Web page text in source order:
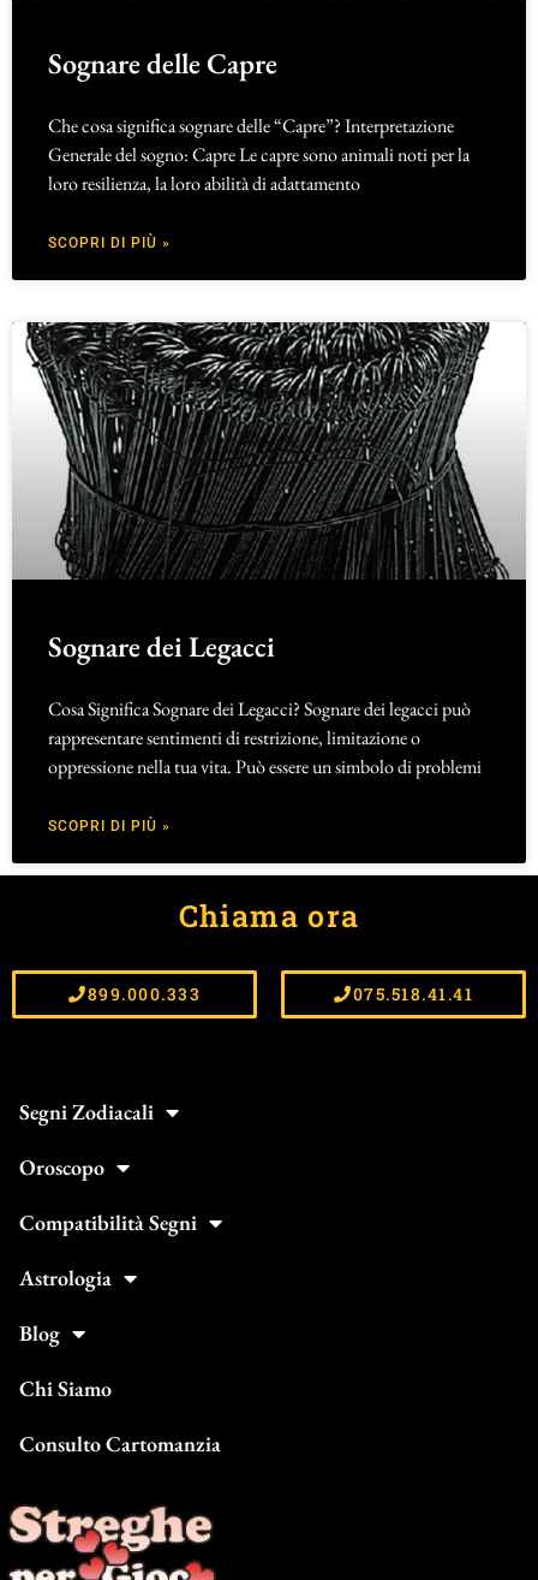
Sognare delle Capre
Che cosa significa sognare delle “Capre”? Interpretazione
Generale del sogno: Capre Le capre sono animali noti per la
loro resilienza, la loro abilità di adattamento
SCOPRI DI PIÙ »
Sognare dei Legacci
Cosa Significa Sognare dei Legacci? Sognare dei legacci può
rappresentare sentimenti di restrizione, limitazione o
oppressione nella tua vita. Può essere un simbolo di problemi
SCOPRI DI PIÙ »
Chiama ora
899.000.333 075.518.41.41
Segni Zodiacali
Oroscopo
Compatibilità Segni
Astrologia
Blog
Chi Siamo
Consulto Cartomanzia